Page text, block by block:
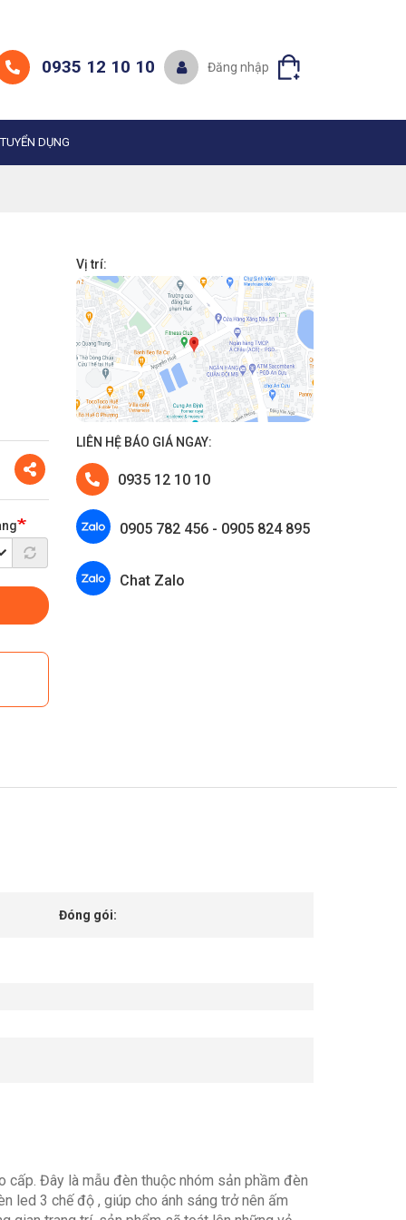
0935 12 10 10 Đăng nhập
TUYỂN DỤNG
Share
Vị trí:
LIÊN HỆ BÁO GIÁ NGAY:
0935 12 10 10
0905 782 456 - 0905 824 895
Chat Zalo
Đóng gói:
cấp. Đây là mẫu đèn thuộc nhóm sản phầm đèn
led 3 chế độ , giúp cho ánh sáng trở nên ấm